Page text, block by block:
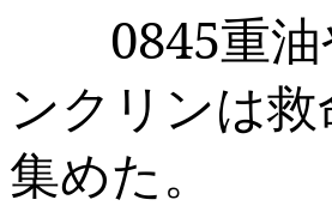
0845重
ンクリンは
集めた。